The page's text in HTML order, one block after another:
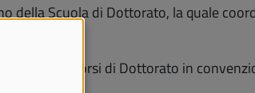
della Scuola di Dottorato, la quale
Torino e i corsi di Dottorato in